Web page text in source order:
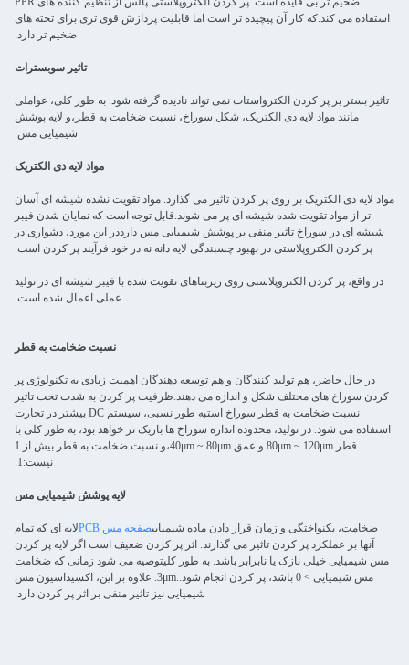
استفاده می کند.که کار آن پیچیده تر است اما قابلیت پردازش قوی تری برای تخته های
ضخیم تر دارد.
تاثیر سوبسترات
تاثیر بستر بر پر کردن الکترواستات نمی تواند نادیده گرفته شود. به طور کلی، عواملی
مانند مواد لایه دی الکتریک، شکل سوراخ، نسبت ضخامت به قطر،و لایه پوشش
شیمیایی مس.
مواد لایه دی الکتریک
مواد لایه دی الکتریک بر روی پر کردن تاثیر می گذارد. مواد تقویت نشده شیشه ای آسان
تر از مواد تقویت شده شیشه ای پر می شوند.قابل توجه است که نمایان شدن فیبر
شیشه ای در سوراخ تاثیر منفی بر پوشش شیمیایی مس دارددر این مورد، دشواری در
پر کردن الکتروپلاستی در بهبود چسبندگی لایه دانه نه در خود فرآیند پر کردن است.
در واقع، پر کردن الکتروپلاستی روی زیربناهای تقویت شده با فیبر شیشه ای در تولید
عملی اعمال شده است.
نسبت ضخامت به قطر
در حال حاضر، هم تولید کنندگان و هم توسعه دهندگان اهمیت زیادی به تکنولوژی پر
کردن سوراخ های مختلف شکل و اندازه می دهند.ظرفیت پر کردن به شدت تحت تاثیر
نسبت ضخامت به قطر سوراخ استبه طور نسبی، سیستم DC بیشتر در تجارت
استفاده می شود. در تولید، محدوده اندازه سوراخ ها باریک تر خواهد بود، به طور کلی با
قطر 80μm ~ 120μm و عمق 40μm ~ 80μm،و نسبت ضخامت به قطر بیش از 1
نیست:1.
لایه پوشش شیمیایی مس
ضخامت، یکنواختگی و زمان قرار دادن ماده شیمیاییصفحه مس PCB
لایه ای که تمام
آنها بر عملکرد پر کردن تاثیر می گذارند. اثر پر کردن ضعیف است اگر لایه پر کردن
مس شیمیایی خیلی نازک یا نابرابر باشد. به طور کلیتوصیه می شود زمانی که ضخامت
مس شیمیایی > 0 باشد، پر کردن انجام شود..3μm. علاوه بر این، اکسیداسیون مس
شیمیایی نیز تاثیر منفی بر اثر پر کردن دارد.